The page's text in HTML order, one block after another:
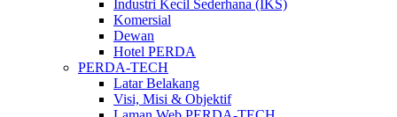
Industri Kecil Sederhana (IKS)
Komersial
Dewan
Hotel PERDA
PERDA-TECH
Latar Belakang
Visi, Misi & Objektif